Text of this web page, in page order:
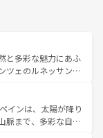
と多彩な魅力にあふ
ツェのルネッサンス
マルフィ海岸の絶
の合間には、本場の
理を堪能することも
インは、太陽が降り
脈まで、多彩な自然